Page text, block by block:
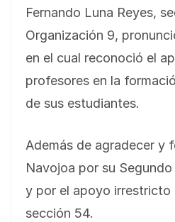
Fernando Luna Reyes,
Organización 9,
en el cual reconoció el
profesores en la
de sus estudiantes.
Además de agradecer y
Navojoa por su
y por el apoyo irrestricto
sección 54.